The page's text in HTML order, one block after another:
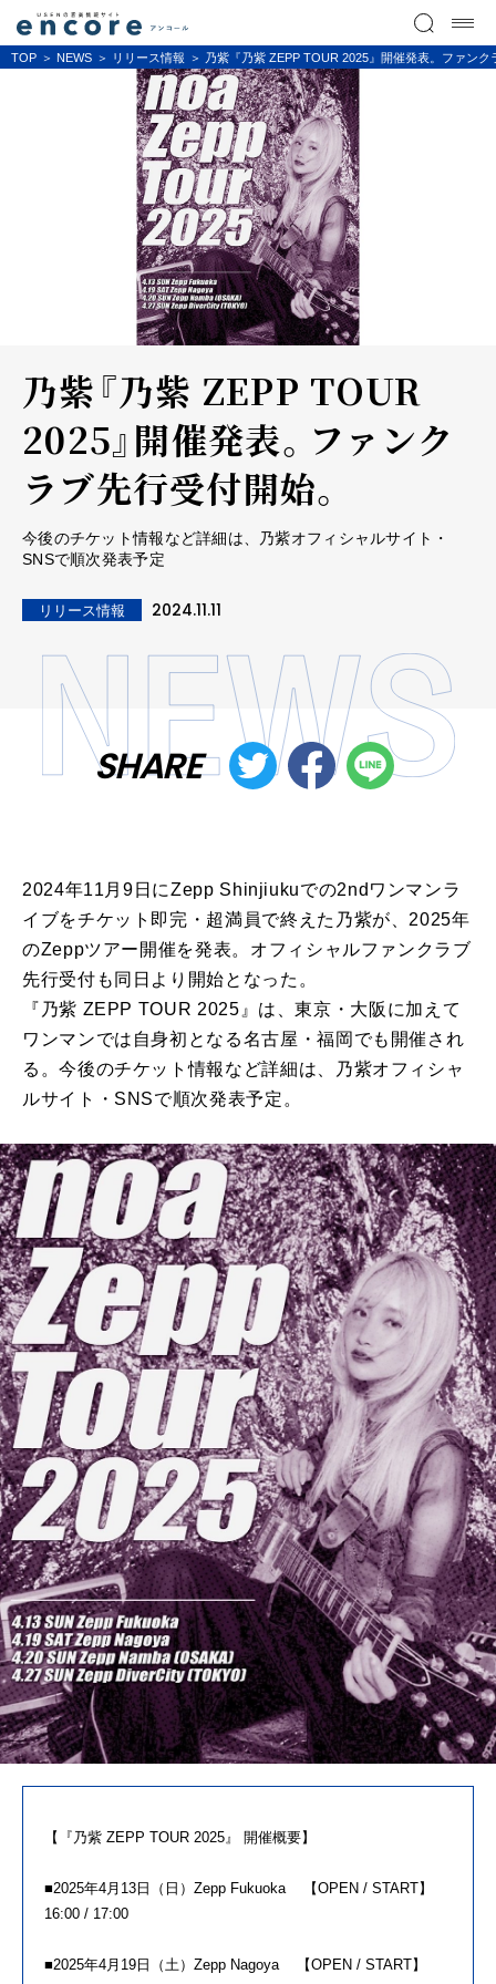
TOP NEWS リリース情報 乃紫『乃紫 ZEPP TOUR 2025』開催発表。ファンク
乃紫『乃紫 ZEPP TOUR
2025』開催発表。ファンク
ラブ先行受付開始。
今後のチケット情報など詳細は、乃紫オフィシャルサイト・
SNSで順次発表予定
リリース情報 2024.11.11
SHARE
2024年11月9日にZepp Shinjiukuでの2ndワンマンラ
イブをチケット即完・超満員で終えた乃紫が、2025年
のZeppツアー開催を発表。オフィシャルファンクラブ
先行受付も同日より開始となった。
『乃紫 ZEPP TOUR 2025』は、東京・大阪に加えて
ワンマンでは自身初となる名古屋・福岡でも開催され
る。今後のチケット情報など詳細は、乃紫オフィシャ
ルサイト・SNSで順次発表予定。
【『乃紫 ZEPP TOUR 2025』 開催概要】
■2025年4月13日（日）Zepp Fukuoka 【OPEN / START】
16:00 / 17:00
■2025年4月19日（土）Zepp Nagoya 【OPEN / START】